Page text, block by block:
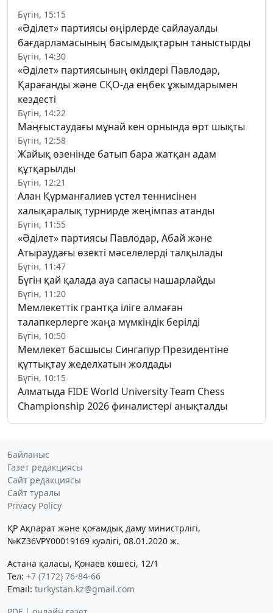
Бүгін, 15:15
«Әділет» партиясы өңірлерде сайлауалды
бағдарламасының басымдықтарын таныстырды
Бүгін, 14:30
«Әділет» партиясының өкілдері Павлодар,
Қарағанды және СҚО-да еңбек ұжымдарымен
кездесті
Бүгін, 14:22
Маңғыстаудағы мұнай кен орнында өрт шықты
Бүгін, 12:58
Жайық өзенінде батып бара жатқан адам
құтқарылды
Бүгін, 12:21
Алан Құрманғалиев үстел теннисінен
халықаралық турнирде жеңімпаз атанды
Бүгін, 11:55
«Әділет» партиясы Павлодар, Абай және
Атыраудағы өзекті мәселелерді талқылады
Бүгін, 11:47
Бүгін қай қалада ауа сапасы нашарлайды
Бүгін, 11:20
Мемлекеттік грантқа іліге алмаған
талапкерлерге жаңа мүмкіндік берілді
Бүгін, 10:50
Мемлекет басшысы Сингапур Президентіне
құттықтау жеделхатын жолдады
Бүгін, 10:15
Алматыда FIDE World University Team Chess
Championship 2026 финалистері анықталды
Байланыс
Газет редакциясы
Сайт редакциясы
Сайт туралы
Privacy Policy
ҚР Ақпарат және қоғамдық даму министрлігі,
№KZ36VPY00019169 куәлігі, 08.01.2020 ж.
Астана қаласы, Қонаев көшесі, 12/1
Тел: +7 (7172) 76-84-66
Email: turkystan.kz@gmail.com